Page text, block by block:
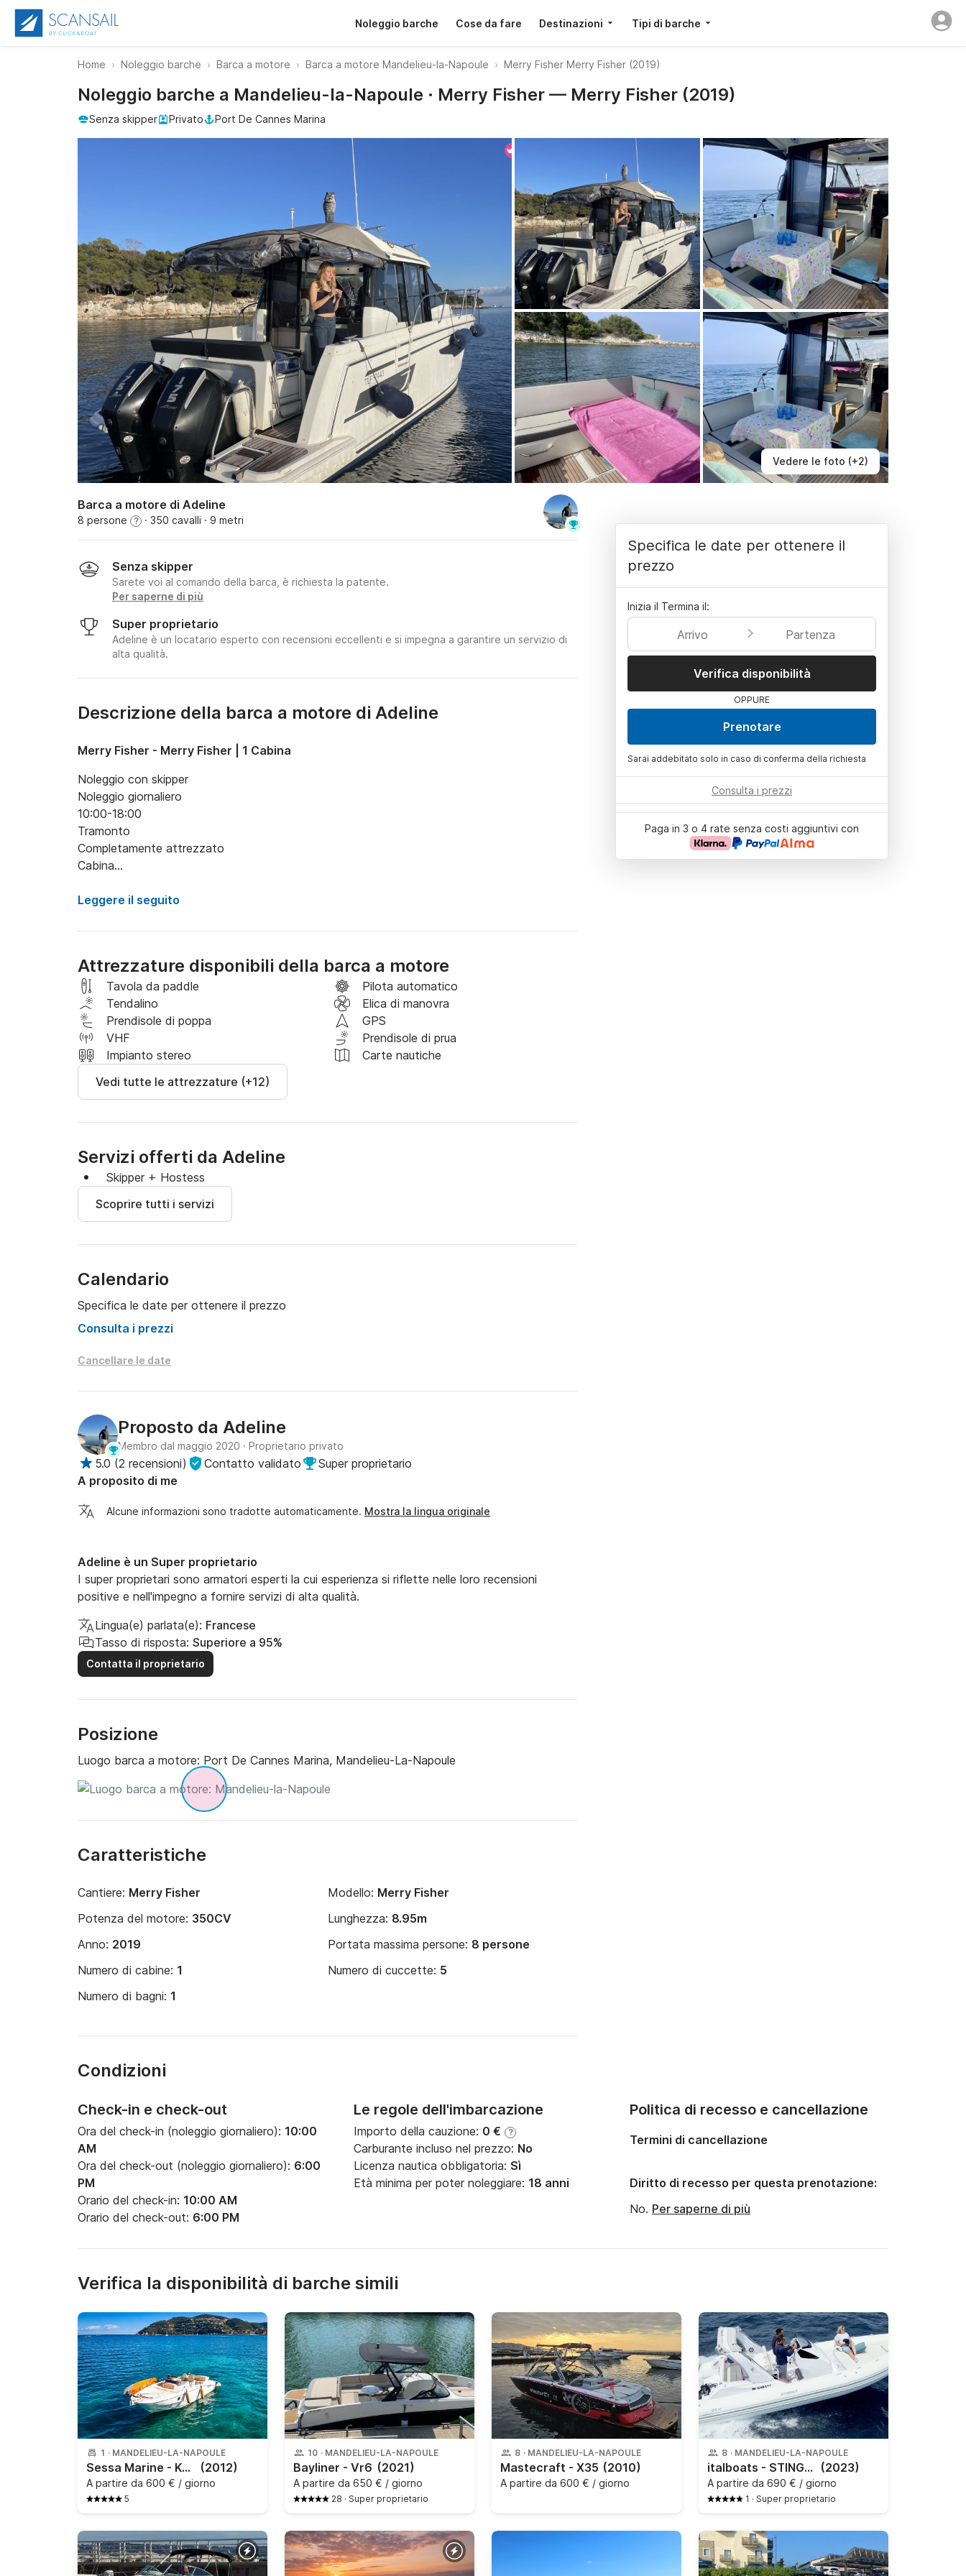
Noleggio barche Cose da fare Destinazioni Tipi di barche
Home Noleggio barche Barca a motore Barca a motore Mandelieu-la-Napoule Merry Fisher Merry Fisher (2019)
Vedere le foto (+2)
Noleggio barche a Mandelieu-la-Napoule · Merry Fisher — Merry Fisher (2019)
Senza skipper Privato Port De Cannes Marina
Barca a motore di Adeline
8 persone ? · 350 cavalli · 9 metri
Senza skipper
Sarete voi al comando della barca, è richiesta la patente.
Per saperne di più
Super proprietario
Adeline è un locatario esperto con recensioni eccellenti e si impegna a garantire un servizio di
alta qualità.
Descrizione della barca a motore di Adeline
Merry Fisher - Merry Fisher | 1 Cabina
Noleggio con skipper
Noleggio giornaliero
10:00-18:00
Tramonto
Completamente attrezzato
Cabina
Galleria
Leggere il seguito
Attrezzature disponibili della barca a motore
Tavola da paddle
Pilota automatico
Tendalino
Elica di manovra
Prendisole di poppa
GPS
VHF
Prendisole di prua
Impianto stereo
Carte nautiche
Vedi tutte le attrezzature (+12)
Servizi offerti da Adeline
Skipper + Hostess
Scoprire tutti i servizi
Calendario
Specifica le date per ottenere il prezzo
Consulta i prezzi
Cancellare le date
Proposto da Adeline
Membro dal maggio 2020 · Proprietario privato
5.0 (2 recensioni) Contatto validato
Super proprietario
A proposito di me
Alcune informazioni sono tradotte automaticamente. Mostra la lingua originale
Adeline è un Super proprietario
I super proprietari sono armatori esperti la cui esperienza si riflette nelle loro recensioni
positive e nell'impegno a fornire servizi di alta qualità.
Lingua(e) parlata(e): Francese
Tasso di risposta: Superiore a 95%
Contatta il proprietario
Posizione
Luogo barca a motore: Port De Cannes Marina, Mandelieu-La-Napoule
Caratteristiche
Cantiere: Merry Fisher Modello: Merry Fisher
Potenza del motore: 350CV Lunghezza: 8.95m
Anno: 2019 Portata massima persone: 8 persone
Numero di cabine: 1 Numero di cuccette: 5
Numero di bagni: 1
Specifica le date per ottenere il
prezzo
Inizia il Termina il:
Arrivo Partenza
Verifica disponibilità
OPPURE
Prenotare
Sarai addebitato solo in caso di conferma della richiesta
Consulta i prezzi
Paga in 3 o 4 rate senza costi aggiuntivi con
Condizioni
Check-in e check-out
Ora del check-in (noleggio giornaliero): 10:00
AM
Ora del check-out (noleggio giornaliero): 6:00
PM
Orario del check-in: 10:00 AM
Orario del check-out: 6:00 PM
Le regole dell'imbarcazione
Importo della cauzione: 0 € ?
Carburante incluso nel prezzo: No
Licenza nautica obbligatoria: Sì
Età minima per poter noleggiare: 18 anni
Politica di recesso e cancellazione
Termini di cancellazione
Diritto di recesso per questa prenotazione:
No. Per saperne di più
Verifica la disponibilità di barche simili
1 · MANDELIEU-LA-NAPOULE
Sessa Marine - Key Largo 27 (2012)
A partire da 600 € / giorno
5
10 · MANDELIEU-LA-NAPOULE
Bayliner - Vr6 (2021)
A partire da 650 € / giorno
28 · Super proprietario
8 · MANDELIEU-LA-NAPOULE
Mastecraft - X35 (2010)
A partire da 600 € / giorno
8 · MANDELIEU-LA-NAPOULE
italboats - STINGHER 24 GT (2023)
A partire da 690 € / giorno
1 · Super proprietario